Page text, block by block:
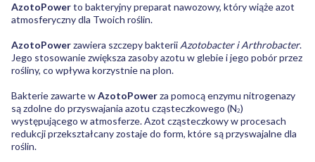
AzotoPowerto bakteryjny preparat nawozowy, który wiąże azot
atmosferyczny dla Twoich roślin.
AzotoPowerzawiera szczepy bakterii Azotobacter i Arthrobacter.
Jego stosowanie zwiększa zasoby azotu w glebie i jego pobór przez
rośliny, co wpływa korzystnie na plon.
Bakterie zawarte wAzotoPowerza pomocą enzymu nitrogenazy
są zdolne do przyswajania azotu cząsteczkowego (N2)
występującego w atmosferze. Azot cząsteczkowy w procesach
redukcji przekształcany zostaje do form, które są przyswajalne dla
roślin.